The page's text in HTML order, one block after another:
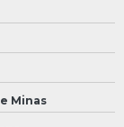
Minas